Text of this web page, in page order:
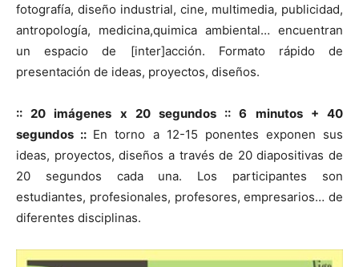
fotografía, diseño industrial, cine, multimedia, publicidad,
antropología, medicina,quimica ambiental… encuentran
un espacio de [inter]acción. Formato rápido de
presentación de ideas, proyectos, diseños.
:: 20 imágenes x 20 segundos :: 6 minutos + 40
segundos :: En torno a 12-15 ponentes exponen sus
ideas, proyectos, diseños a través de 20 diapositivas de
20 segundos cada una. Los participantes son
estudiantes, profesionales, profesores, empresarios… de
diferentes disciplinas.